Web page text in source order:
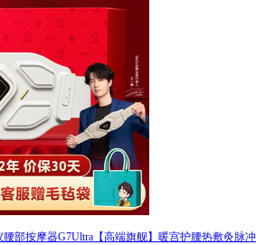
部按摩器G7Ultra【高端旗舰】暖宫护腰热敷灸脉冲